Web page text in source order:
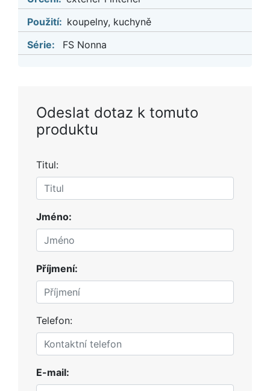
Použití: koupelny, kuchyně
Série:
FS Nonna
Odeslat dotaz k tomuto
produktu
Titul:
Jméno:
Příjmení:
Telefon:
E-mail: